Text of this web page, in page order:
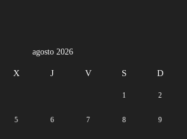
agosto 2026
X J V S D
1 2
5 6 7 8 9